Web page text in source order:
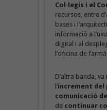
Col·legis i el
recursos, entre
bases i
informació a
digital i al
l’oficina de
D’altra banda,
l’increment del
comunicació
de continuar